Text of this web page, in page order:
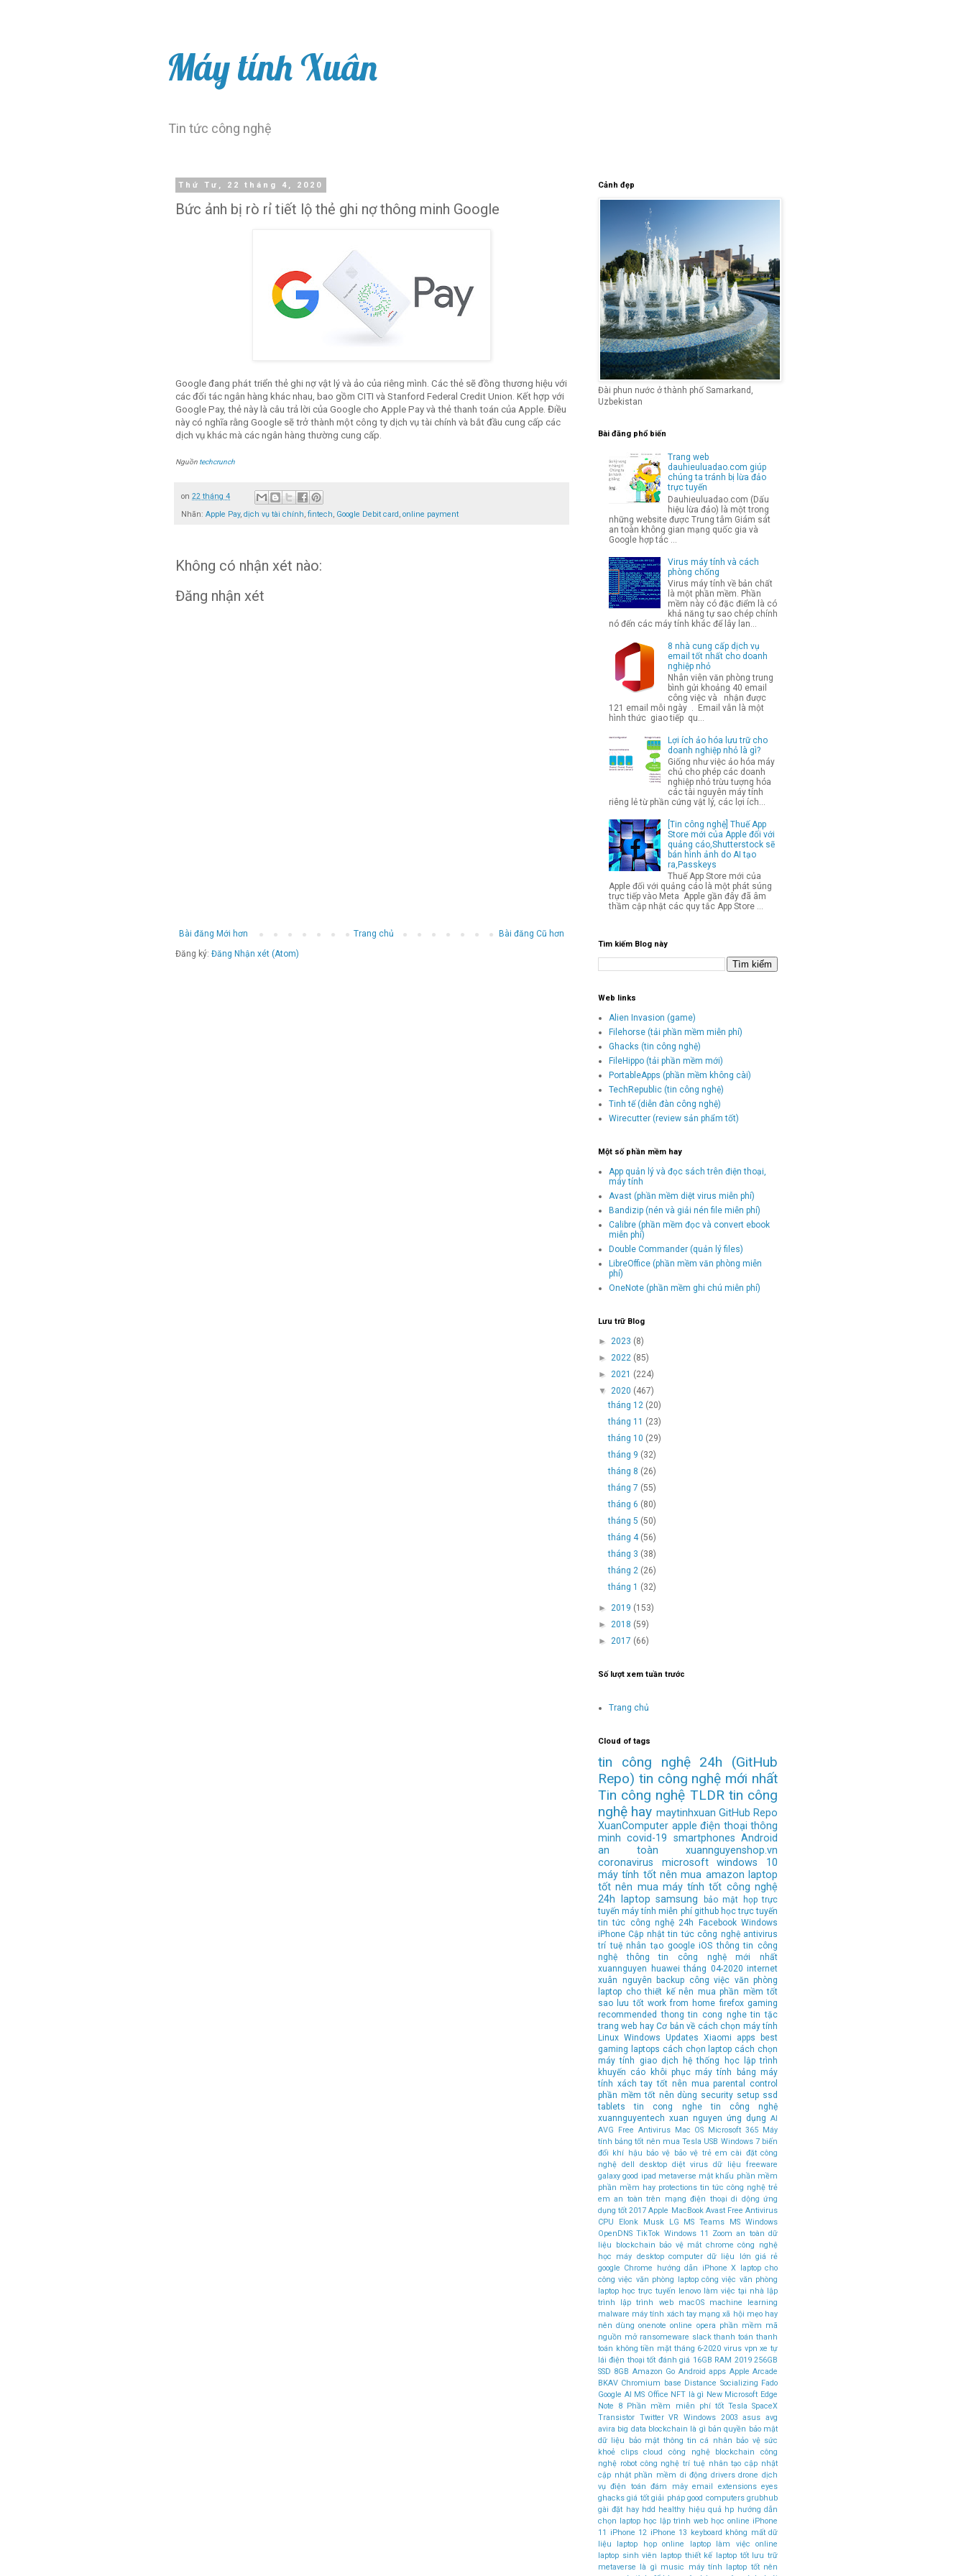
Máy tính Xuân
Tin tức công nghệ
Thứ Tư, 22 tháng 4, 2020
Bức ảnh bị rò rỉ tiết lộ thẻ ghi nợ thông minh Google
Google đang phát triển thẻ ghi nợ vật lý và ảo của riêng mình. Các thẻ sẽ đồng thương hiệu với
các đối tác ngân hàng khác nhau, bao gồm CITI và Stanford Federal Credit Union. Kết hợp với
Google Pay, thẻ này là câu trả lời của Google cho Apple Pay và thẻ thanh toán của Apple. Điều
này có nghĩa rằng Google sẽ trở thành một công ty dịch vụ tài chính và bắt đầu cung cấp các
dịch vụ khác mà các ngân hàng thường cung cấp.
Nguồn techcrunch
on 22 tháng 4
Nhãn: Apple Pay, dịch vụ tài chính fintech Google Debit card online payment
Không có nhận xét nào:
Đăng nhận xét
Bài đăng Mới hơn Bài đăng Cũ hơn
Trang chủ
Đăng ký: Đăng Nhận xét (Atom)
Cảnh đẹp
Đài phun nước ở thành phố Samarkand,
Uzbekistan
Bài đăng phổ biến
Trang web
dauhieuluadao.com giúp
chúng ta tránh bị lừa đảo
trực tuyến
Dauhieuluadao.com (Dấu
hiệu lừa đảo) là một trong
những website được Trung tâm Giám sát
an toàn không gian mạng quốc gia và
Google hợp tác ...
Virus máy tính và cách
phòng chống
Virus máy tính về bản chất
là một phần mềm. Phần
mềm này có đặc điểm là có
khả năng tự sao chép chính
nó đến các máy tính khác để lây lan...
8 nhà cung cấp dịch vụ
email tốt nhất cho doanh
nghiệp nhỏ
Nhân viên văn phòng trung
bình gửi khoảng 40 email
công việc và nhận được
121 email mỗi ngày . Email vẫn là một
hình thức giao tiếp qu...
Lợi ích ảo hóa lưu trữ cho
doanh nghiệp nhỏ là gì?
Giống như việc ảo hóa máy
chủ cho phép các doanh
nghiệp nhỏ trừu tượng hóa
các tài nguyên máy tính
riêng lẻ từ phần cứng vật lý, các lợi ích...
[Tin công nghệ] Thuế App
Store mới của Apple đối với
quảng cáo,Shutterstock sẽ
bán hình ảnh do AI tạo
ra,Passkeys
Thuế App Store mới của
Apple đối với quảng cáo là một phát súng
trực tiếp vào Meta Apple gần đây đã âm
thầm cập nhật các quy tắc App Store ...
Tìm kiếm Blog này
Web links
Alien Invasion (game)
Filehorse (tải phần mềm miễn phí)
Ghacks (tin công nghệ)
FileHippo (tải phần mềm mới)
PortableApps (phần mềm không cài)
TechRepublic (tin công nghệ)
Tinh tế (diễn đàn công nghệ)
Wirecutter (review sản phẩm tốt)
Một số phần mềm hay
App quản lý và đọc sách trên điện thoại,
máy tính
Avast (phần mềm diệt virus miễn phí)
Bandizip (nén và giải nén file miễn phí)
Calibre (phần mềm đọc và convert ebook
miễn phí)
Double Commander (quản lý files)
LibreOffice (phần mềm văn phòng miễn
phí)
OneNote (phần mềm ghi chú miễn phí)
Lưu trữ Blog
► 2023 (8)
► 2022 (85)
► 2021 (224)
▼ 2020 (467)
tháng 12 (20)
tháng 11 (23)
tháng 10 (29)
tháng 9 (32)
tháng 8 (26)
tháng 7 (55)
tháng 6 (80)
tháng 5 (50)
tháng 4 (56)
tháng 3 (38)
tháng 2 (26)
tháng 1 (32)
► 2019 (153)
► 2018 (59)
► 2017 (66)
Số lượt xem tuần trước
Trang chủ
Cloud of tags
tin công nghệ 24h
(GitHub
Repo) tin công nghệ mới nhất
Tin công nghệ TLDR tin công
nghệ hay maytinhxuan GitHub Repo
XuanComputer apple điện thoại thông
minh covid-19 smartphones Android
an toàn
xuannguyenshop.vn
coronavirus
microsoft
windows 10
máy tính tốt nên mua amazon laptop
tốt nên mua máy tính tốt công nghệ
24h
laptop samsung bảo mật
họp trực
tuyến máy tính miễn phí github học trực tuyến
tin tức công nghệ 24h Facebook Windows
iPhone Cập nhật tin tức công nghệ antivirus
trí tuệ nhân tạo google iOS thông tin công
nghệ
thông tin công nghệ mới nhất
xuannguyen
huawei tháng 04-2020 internet
xuân nguyên
backup công việc văn phòng
laptop cho thiết kế nên mua phần mềm tốt
sao lưu tốt work from home firefox gaming
recommended thong tin cong nghe tin tặc
trang web hay Cơ bản về cách chọn máy tính
Linux Windows Updates Xiaomi apps
best
gaming laptops cách chọn laptop cách chọn
máy tính
giao dịch hệ thống
học lập trình
khuyến cáo
khôi phục máy tính bảng máy
tính xách tay tốt nên mua parental control
phần mềm tốt nên dùng security setup ssd
tablets
tin cong nghe
tin công nghệ
xuannguyentech xuan nguyen ứng dụng AI
AVG Free Antivirus Mac OS Microsoft 365 Máy
tính bảng tốt nên mua Tesla USB Windows 7 biến
đổi khí hậu bảo vệ bảo vệ trẻ em cài đặt công
nghệ dell desktop diệt virus dữ liệu
freeware
galaxy good ipad metaverse mật khẩu phần mềm
phần mềm hay protections tin tức công nghệ trẻ
em an toàn trên mạng điện thoại di dộng ứng
dụng tốt 2017 Apple MacBook Avast Free Antivirus
CPU
Elonk Musk LG MS Teams
MS Windows
OpenDNS TikTok Windows 11 Zoom an toàn dữ
liệu
blockchain bảo vệ mắt chrome công nghệ
học máy desktop computer dữ liệu lớn giá rẻ
google Chrome
hướng dẫn iPhone X laptop cho
công việc văn phòng laptop công việc văn phòng
laptop học trực tuyến lenovo làm việc tại nhà lập
trình
lập trình web macOS
machine learning
malware máy tính xách tay mạng xã hội mẹo hay
nên dùng onenote online opera phần mềm mã
nguồn mở ransomeware slack thanh toán thanh
toán không tiền mặt tháng 6-2020 virus vpn xe tự
lái điện thoại tốt đánh giá 16GB RAM 2019 256GB
SSD 8GB Amazon Go Android apps Apple Arcade
BKAV Chromium base Distance Socializing Fado
Google AI MS Office NFT là gì New Microsoft Edge
Note 8 Phần mềm miễn phí tốt Tesla SpaceX
Transistor Twitter VR Windows 2003 asus avg
avira big data blockchain là gì bản quyền bảo mật
dữ liệu
bảo mật thông tin cá nhân bảo vệ sức
khoẻ
clips cloud công nghệ blockchain
công
nghệ robot công nghệ trí tuệ nhân tạo cập nhật
cập nhật phần mềm di động drivers drone dịch
vụ điện toán đám mây email extensions eyes
ghacks giá tốt giải pháp good computers grubhub
gài đặt hay hdd healthy hiệu quả hp hướng dẫn
chọn laptop học lập trình web học online iPhone
11
iPhone 12 iPhone 13 keyboard không mất dữ
liệu
laptop họp online
laptop làm việc online
laptop sinh viên laptop thiết kế laptop tốt lưu trữ
metaverse là gì music
máy tính laptop tốt nên